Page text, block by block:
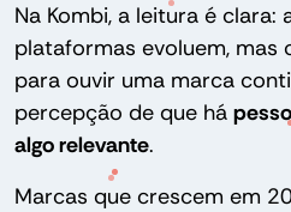
Na Kombi, a leitura é clara:
plataformas evoluem, mas
para ouvir uma marca
percepção de que há
algo relevante.
Marcas que crescem em